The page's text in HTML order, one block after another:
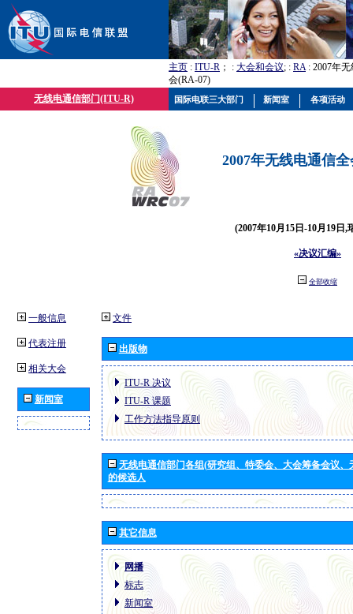
主页 : ITU-R ； : 大会和会议; : RA: 2007年
会(RA-07)
无线电通信部门(ITU-R)
2007年无线电通信
(2007年10月15日-10月19日,
«决议汇编»
全部收缩
一般信息
代表注册
相关大会
新闻室
文件
出版物
ITU-R 决议
ITU-R 课题
工作方法指导原则
无线电通信部门各组(研究组、特委会、大会筹备会议
的候选人
其它信息
网播
标志
新闻室
国际电联三大部门 新闻室 各项活动